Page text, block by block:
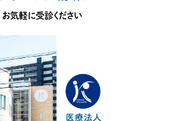
お気軽に受診ください